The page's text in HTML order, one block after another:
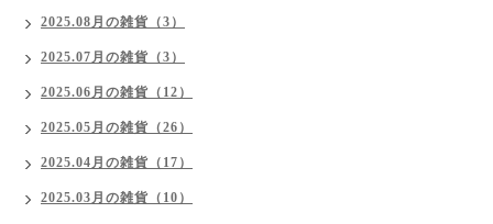
2025.08月の雑貨（3）
2025.07月の雑貨（3）
2025.06月の雑貨（12）
2025.05月の雑貨（26）
2025.04月の雑貨（17）
2025.03月の雑貨（10）